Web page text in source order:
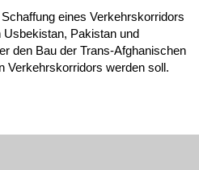
eines Verkehrskorridors
Pakistan und
den Bau der Trans-Afghanischen
Verkehrskorridors werden soll.